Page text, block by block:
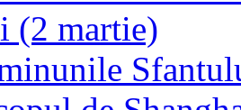
(2 martie)